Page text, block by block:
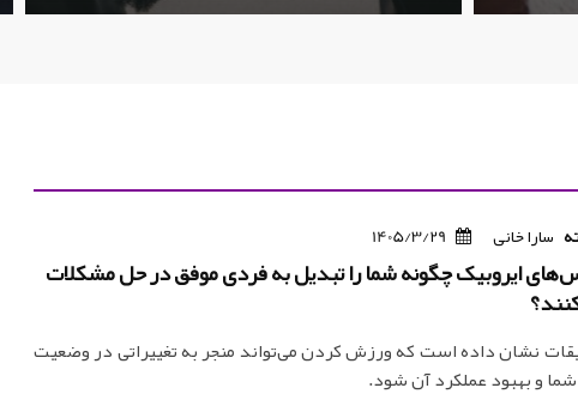
سارا خانی 1405/3/29
ایروبیک چگونه شما را تبدیل به فردی موفق در حل مشکلات
نشان داده است که ورزش کردن می‌تواند منجر به تغییراتی در وضعیت
و بهبود عملکرد آن شود.